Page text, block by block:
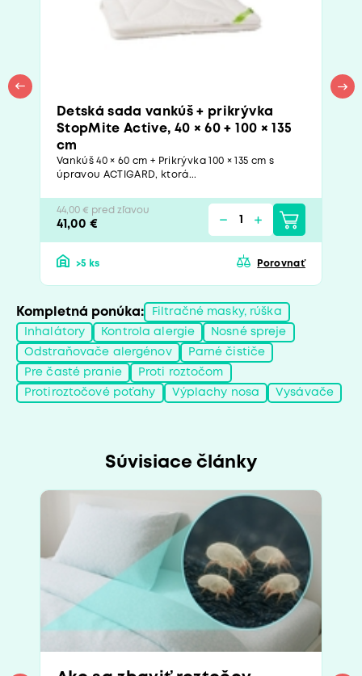
Detská sada vankúš + prikrývka
StopMite Active, 40 × 60 + 100 × 135
cm
Vankúš 40 × 60 cm + Prikrývka 100 × 135 cm s
úpravou ACTIGARD, ktorá...
44,00 € pred zľavou
41,00 €
>5 ks Porovnať
Kompletná ponúka: Filtračné masky, rúška
Inhalátory Kontrola alergie Nosné spreje
Odstraňovače alergénov Parné čističe
Pre časté pranie Proti roztočom
Protiroztočové poťahy Výplachy nosa Vysávače
Súvisiace články